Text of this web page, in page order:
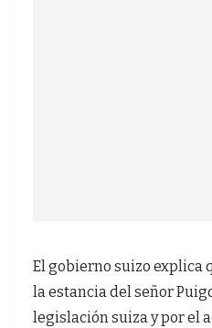
El gobierno suizo explica
la estancia del señor
legislación suiza y por el